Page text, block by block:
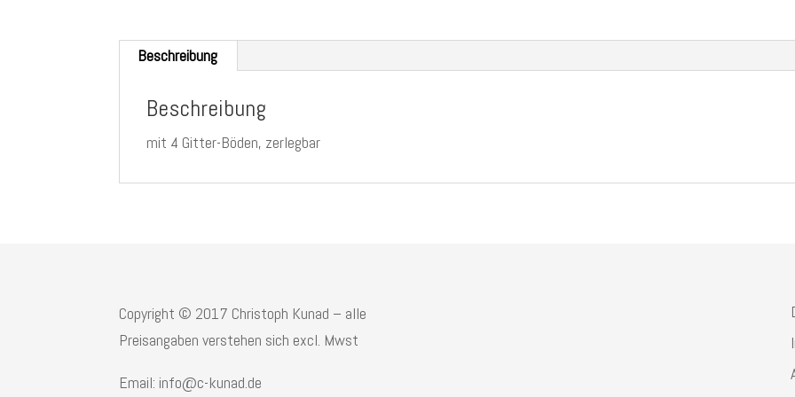
Beschreibung
Beschreibung
mit 4 Gitter-Böden, zerlegbar
Copyright © 2017 Christoph Kunad – alle
Preisangaben verstehen sich excl. Mwst
Email: info@c-kunad.de